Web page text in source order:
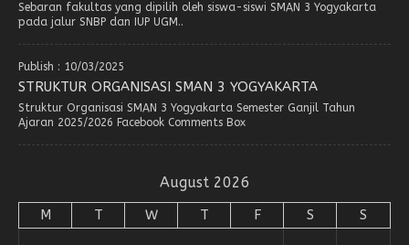
Sebaran fakultas yang dipilih oleh siswa-siswi SMAN 3 Yogyakarta
pada jalur SNBP dan IUP UGM..
Publish : 10/03/2025
STRUKTUR ORGANISASI SMAN 3 YOGYAKARTA
Struktur Organisasi SMAN 3 Yogyakarta Semester Ganjil Tahun
Ajaran 2025/2026 Facebook Comments Box
August 2026
M T W T F S S